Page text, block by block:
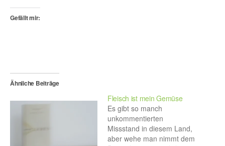
Gefällt mir:
Ähnliche Beiträge
Fleisch ist mein Gemüse
Es gibt so manch
unkommentierten
Missstand in diesem Land,
aber wehe man nimmt dem